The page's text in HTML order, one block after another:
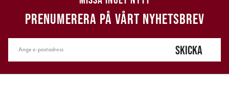
PRENUMERERA PÅ VÅRT NYHETSBREV
SKICKA